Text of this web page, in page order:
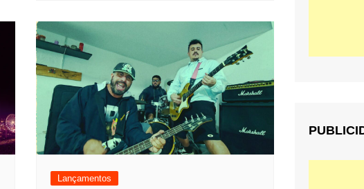
Lançamentos